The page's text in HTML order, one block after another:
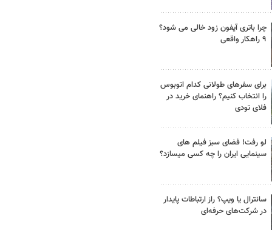
چرا باتری آیفون زود خالی می شود؟
۹ راهکار واقعی
برای سفرهای طولانی کدام اتوبوس
را انتخاب کنیم؟ راهنمای خرید در
فلای تودی
لو رفت! فضای سبز فیلم های
سینمایی ایران را چه کسی میسازد؟
سانترال یا ویپ؟ راز ارتباطات پایدار
در شرکت‌های حرفه‌ای